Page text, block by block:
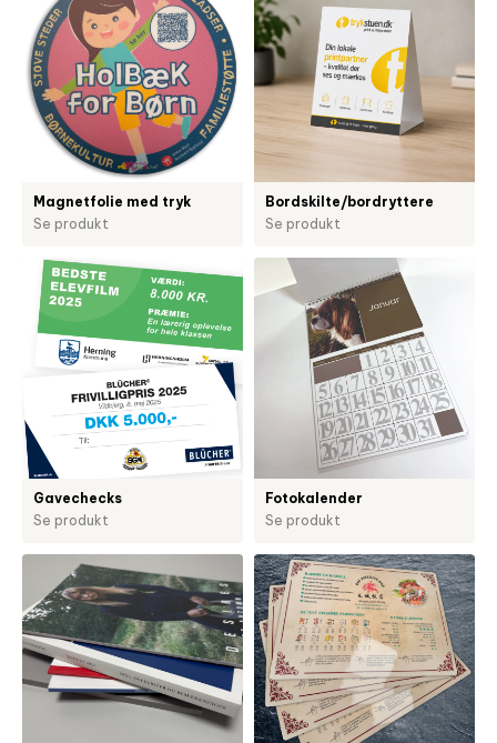
Magnetfolie med tryk
Se produkt
Bordskilte/bordryttere
Se produkt
Gavechecks
Se produkt
Fotokalender
Se produkt